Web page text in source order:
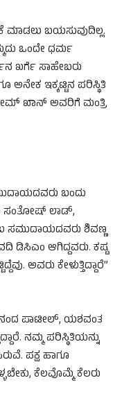
ಮಾಡಲು ಬಯಸುವುದಿಲ್ಲ.
ಒಂದೇ ಧರ್ಮ
ಖರ್ಗೆ ಸಾಹೇಬರು
ಇಕ್ಕಟ್ಟಿನ ಪರಿಸ್ಥಿತಿ
ಖಾನ್ ಅವರಿಗೆ ಮಂತ್ರಿ
ಬಂದು
ಸಂತೋಷ್ ಲಾಡ್,
ಸಮುದಾಯದವರು ಶಿವಣ್ಣ
ಡಿಸಿಎಂ ಆಗಿದ್ದವರು. ಕಷ್ಟ
ಅವರು ಕೇಳುತ್ತಿದ್ದಾರೆ”
ಪಾಟೀಲ್, ಯಶವಂತ
ನಮ್ಮ ಪರಿಸ್ಥಿತಿಯನ್ನು
ಪಕ್ಷ ಹಾಗೂ
ಕೆಲವೊಮ್ಮೆ ಕೆಲರು